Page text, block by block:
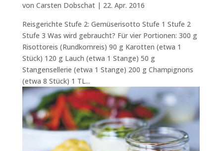
von Carsten Dobschat| 22. Apr. 2016
Reisgerichte Stufe 2: Gemüserisotto Stufe 1 Stufe 2
Stufe 3 Was wird gebraucht? Für vier Portionen: 300 g
Risottoreis (Rundkornreis) 90 g Karotten (etwa 1
Stück) 120 g Lauch (etwa 1 Stange) 50 g
Stangensellerie (etwa 1 Stange) 200 g Champignons
(etwa 8 Stück) 1 TL...